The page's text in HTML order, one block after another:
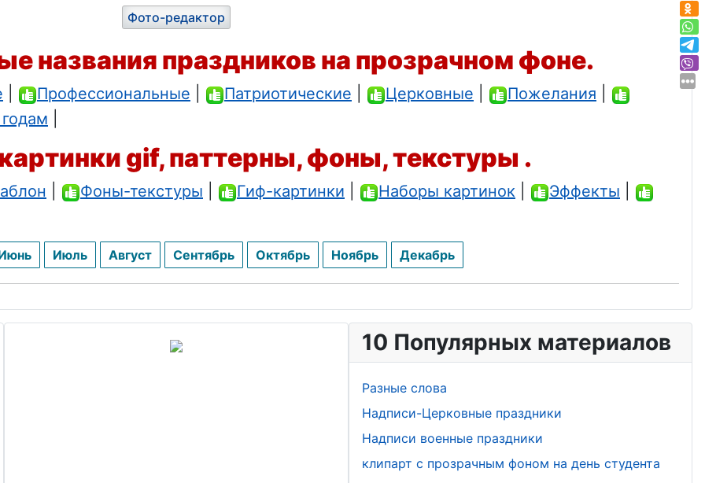
Фото-редактор
названия праздников на прозрачном фоне.
Профессиональные Патриотические Церковные Пожелания
gif, паттерны, фоны, текстуры .
Фоны-текстуры Гиф-картинки Наборы картинок Эффекты
Июль Август Сентябрь Октябрь Ноябрь Декабрь
10 Популярных материалов
Разные слова
Надписи-Церковные праздники
Надписи военные праздники
клипарт с прозрачным фоном на день студента